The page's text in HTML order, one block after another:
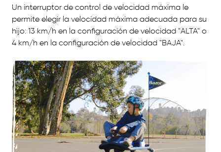
Un interruptor de control de velocidad máxima le
permite elegir la velocidad máxima adecuada para su
hijo: 13 km/h en la configuración de velocidad "ALTA" o
4 km/h en la configuración de velocidad "BAJA".